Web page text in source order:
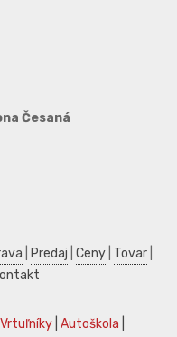
Česaná
Predaj Ceny Tovar
Vrtuľníky Autoškola